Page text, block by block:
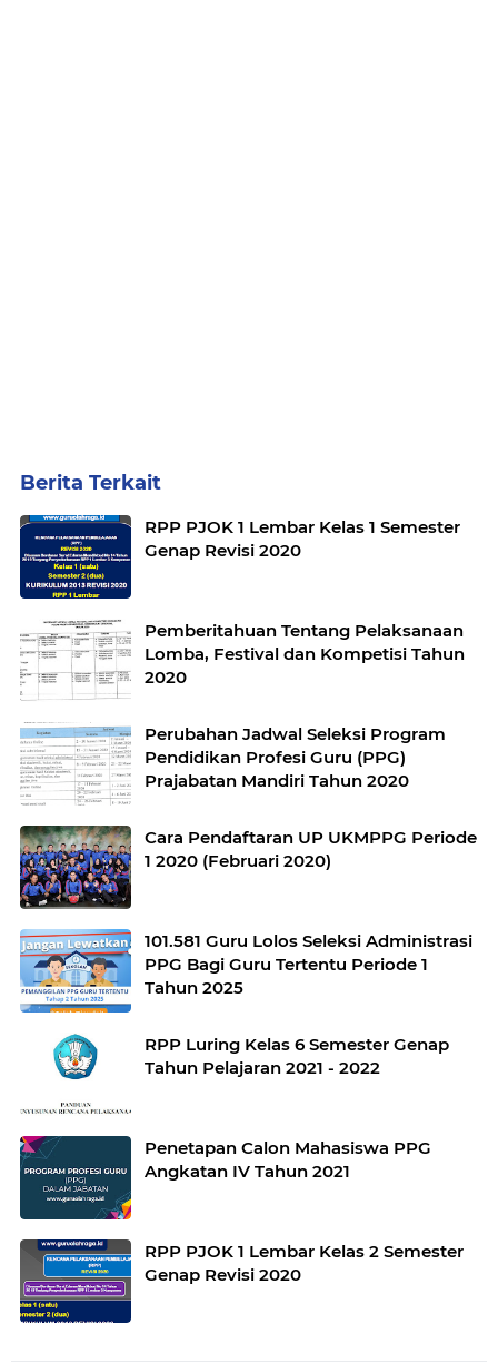
Berita Terkait
RPP PJOK 1 Lembar Kelas 1 Semester
Genap Revisi 2020
Pemberitahuan Tentang Pelaksanaan
Lomba, Festival dan Kompetisi Tahun
2020
Perubahan Jadwal Seleksi Program
Pendidikan Profesi Guru (PPG)
Prajabatan Mandiri Tahun 2020
Cara Pendaftaran UP UKMPPG Periode
1 2020 (Februari 2020)
101.581 Guru Lolos Seleksi Administrasi
PPG Bagi Guru Tertentu Periode 1
Tahun 2025
RPP Luring Kelas 6 Semester Genap
Tahun Pelajaran 2021 - 2022
Penetapan Calon Mahasiswa PPG
Angkatan IV Tahun 2021
RPP PJOK 1 Lembar Kelas 2 Semester
Genap Revisi 2020